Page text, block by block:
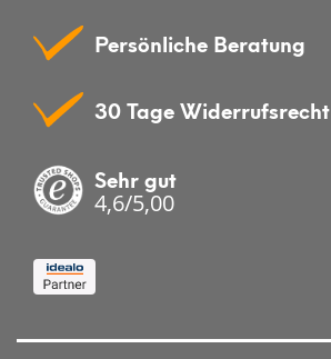
Persönliche Beratung
30 Tage Widerrufsrecht
Sehr gut
4,6/5,00